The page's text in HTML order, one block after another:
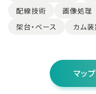
配線技術
画像処理
架台・ベース
カム装
マッ